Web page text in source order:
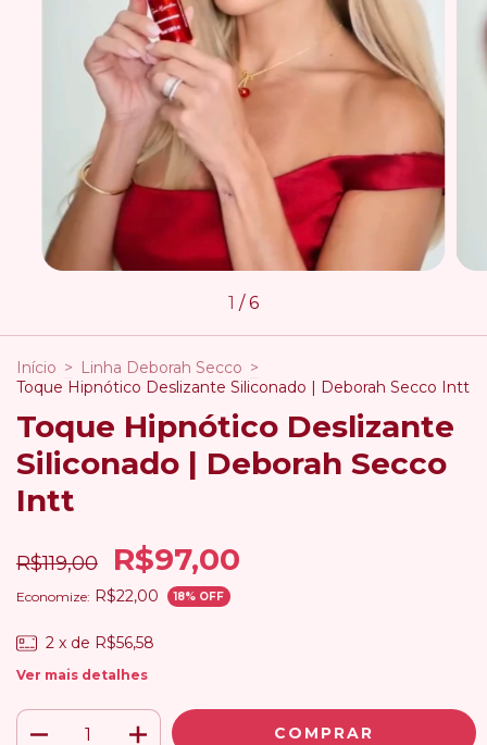
1 /6
Início > Linha Deborah Secco >
Toque Hipnótico Deslizante Siliconado | Deborah Secco Intt
Toque Hipnótico Deslizante
Siliconado | Deborah Secco
Intt
R$119,00 R$97,00
Economize: R$22,00 18% OFF
2 x de R$56,58
Ver mais detalhes